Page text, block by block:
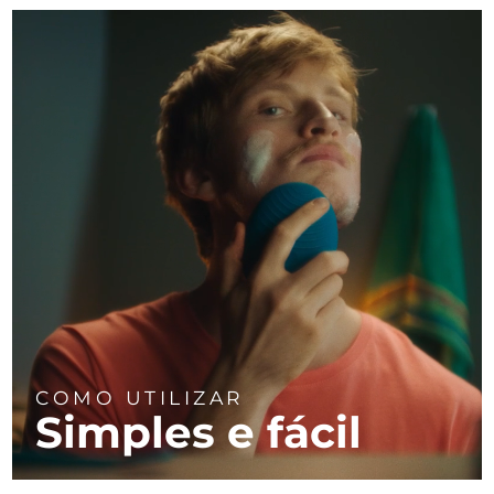
COMO UTILIZAR
Simples e fácil